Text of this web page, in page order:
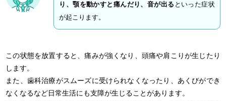
り、顎を動かすと痛んだり、音が出る といった症状
が起こります。
この状態を放置すると、痛みが強くなり、頭痛や肩こりが生じたり
します。
また、歯科治療がスムーズに受けられなくなったり、あくびができ
なくなるなど日常生活にも支障が生じることがあります。